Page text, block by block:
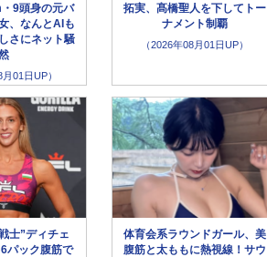
9頭身の元バ
、なんとAIも
さにネット騒
月01日UP）
拓実、髙橋聖人を下してトー
ナメント制覇
（2026年08月01日UP）
士”ディチェ
パック腹筋で
体育会系ラウンドガール、美
腹筋と太ももに熱視線！サウ